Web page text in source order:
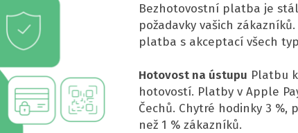
Bezhotovostní platba je
požadavky vašich
platba s akceptací všech
Hotovost na ústupu Platbu
hotovostí. Platby v Apple
Čechů. Chytré hodinky 3
než 1 % zákazníků.